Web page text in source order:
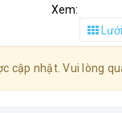
Xem:
Lưới
cập nhật. Vui lòng